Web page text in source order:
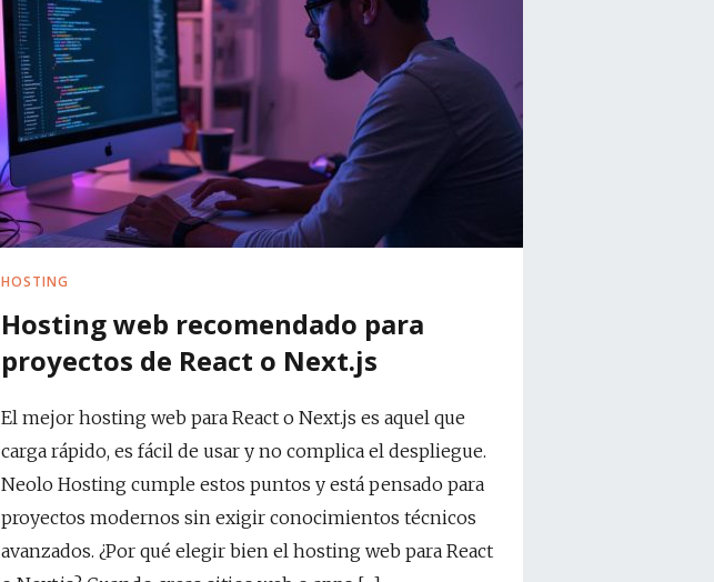
HOSTING
Hosting web recomendado para
proyectos de React o Next.js
El mejor hosting web para React o Next.js es aquel que
carga rápido, es fácil de usar y no complica el despliegue.
Neolo Hosting cumple estos puntos y está pensado para
proyectos modernos sin exigir conocimientos técnicos
avanzados. ¿Por qué elegir bien el hosting web para React